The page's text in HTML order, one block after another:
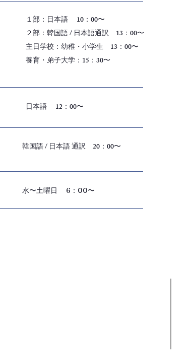
１部：日本語 10：00〜
２部：韓国語 / 日本語通訳 13：00〜
​主日学校：幼稚・小学生 13：00〜
養育・弟子大学：15：30〜
日本語 12：00〜
韓国語 / 日本語 通訳 20：00〜
水〜土曜日 6：00〜